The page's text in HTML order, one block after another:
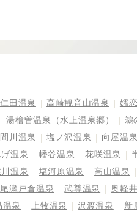
田温泉 高崎観音山温泉 嬬
湯檜曽温泉（水上温泉郷）
鵜
川温泉 塩ノ沢温泉 向屋温泉
温泉 幡谷温泉 花咲温泉
温泉 塩河原温泉 高山温泉
尾瀬戸倉温泉 武尊温泉 奥軽
温泉 上牧温泉 沢渡温泉 新